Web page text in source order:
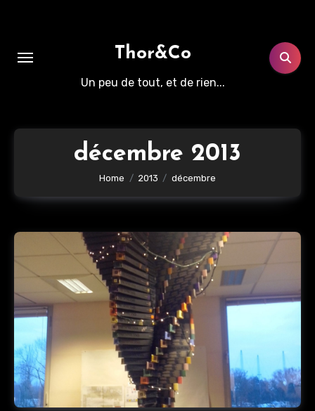
Thor&Co
Un peu de tout, et de rien...
décembre 2013
Home 2013 décembre